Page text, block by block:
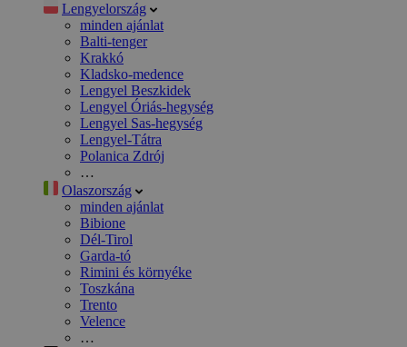
Lengyelország
minden ajánlat
Balti-tenger
Krakkó
Kladsko-medence
Lengyel Beszkidek
Lengyel Óriás-hegység
Lengyel Sas-hegység
Lengyel-Tátra
Polanica Zdrój
…
Olaszország
minden ajánlat
Bibione
Dél-Tirol
Garda-tó
Rimini és környéke
Toszkána
Trento
Velence
…